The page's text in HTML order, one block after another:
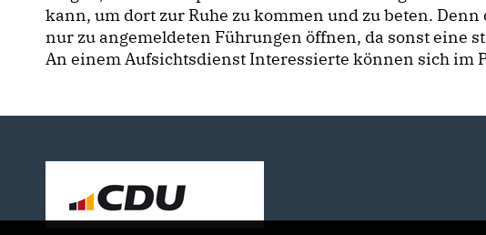
kann, um dort zur Ruhe zu kommen und zu beten.
nur zu angemeldeten Führungen öffnen, da sonst eine
An einem Aufsichtsdienst Interessierte können sich im